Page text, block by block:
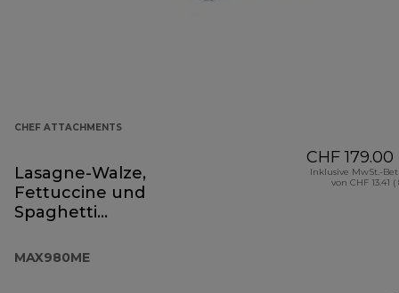
CHEF ATTACHMENTS
Lasagne-Walze,
Fettuccine und
Spaghetti
MAX980ME
CHF 179.00
Inklusive MwSt.-
von CHF 13.41 (